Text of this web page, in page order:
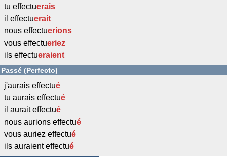
tu effectuerais
il effectuerait
nous effectuerions
vous effectueriez
ils effectueraient
Passé (Perfecto)
j'aurais effectué
tu aurais effectué
il aurait effectué
nous aurions effectué
vous auriez effectué
ils auraient effectué